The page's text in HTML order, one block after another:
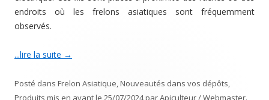
endroits où les frelons asiatiques sont fréquemment
observés.
...lire la suite →
Posté dans Frelon Asiatique,Nouveautés dans vos dépôts,
Produits mis en avantle 25/07/2024parApiculteur / Webmaster.